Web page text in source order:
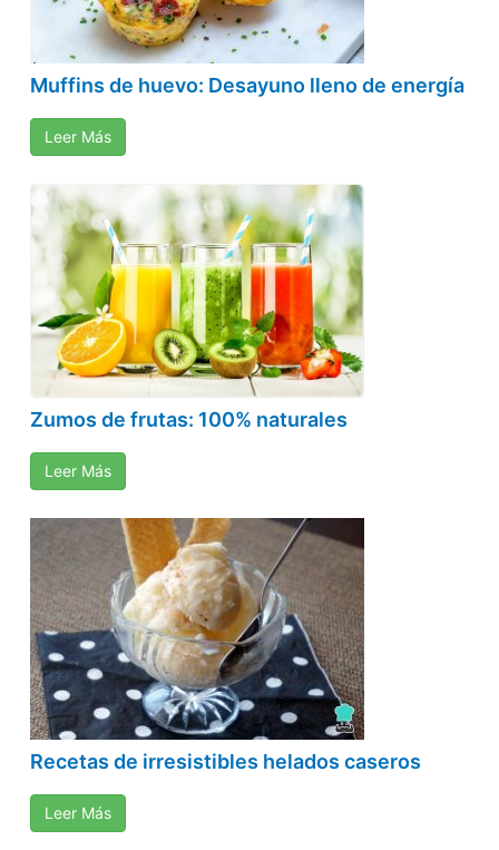
Muffins de huevo: Desayuno lleno de energía
Leer Más
Zumos de frutas: 100% naturales
Leer Más
Recetas de irresistibles helados caseros
Leer Más